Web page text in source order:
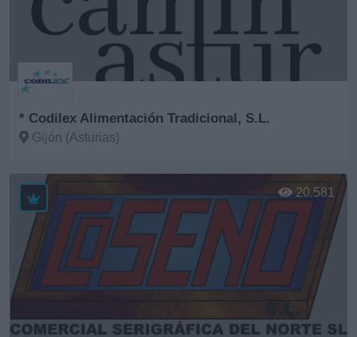
* Codilex Alimentación Tradicional, S.L.
Gijón (Asturias)
20.581